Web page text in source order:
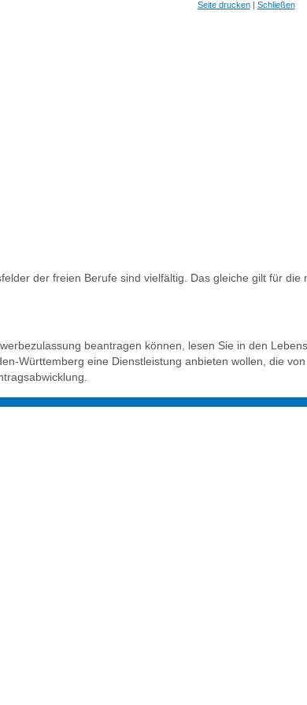
Seite drucken | Schließen
der freien Berufe sind vielfältig. Das gleiche gilt für die
beantragen können, lesen Sie in den
Württemberg eine Dienstleistung anbieten wollen, die